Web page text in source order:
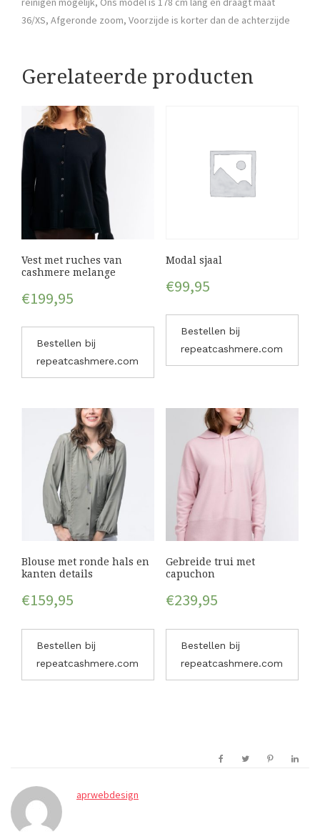
36/XS, Afgeronde zoom, Voorzijde is korter dan de achterzijde
Gerelateerde producten
Vest met ruches van
cashmere melange
€199,95
Bestellen bij
repeatcashmere.com
Modal sjaal
€99,95
Bestellen bij
repeatcashmere.com
Blouse met ronde hals en
kanten details
€159,95
Bestellen bij
repeatcashmere.com
Gebreide trui met
capuchon
€239,95
Bestellen bij
repeatcashmere.com
aprwebdesign